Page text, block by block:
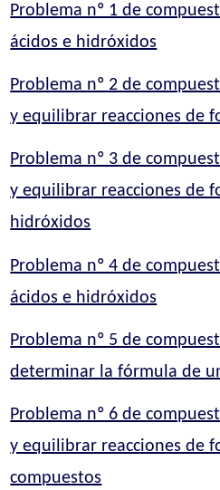
Problema nº 1 de
ácidos e hidróxidos
Problema nº 2 de
y equilibrar reacciones de
Problema nº 3 de
y equilibrar reacciones de
hidróxidos
Problema nº 4 de
ácidos e hidróxidos
Problema nº 5 de
determinar la fórmula de
Problema nº 6 de
y equilibrar reacciones de
compuestos